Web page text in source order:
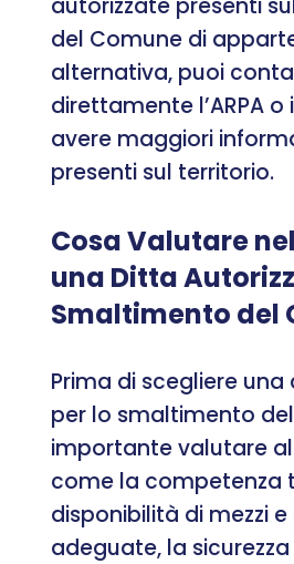
del Comune di
alternativa, puoi
direttamente l’ARPA
avere maggiori
presenti sul territorio.
Cosa Valutare
una Ditta
Smaltimento del
Prima di scegliere
per lo smaltimento
importante valutare
come la competenza
disponibilità di mezzi
adeguate, la